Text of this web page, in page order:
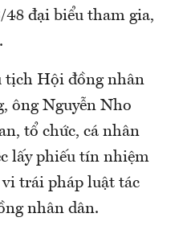
48 đại biểu tham gia,
tịch Hội đồng nhân
ông Nguyễn Nho
tổ chức, cá nhân
lấy phiếu tín nhiệm
vi trái pháp luật tác
nhân dân.